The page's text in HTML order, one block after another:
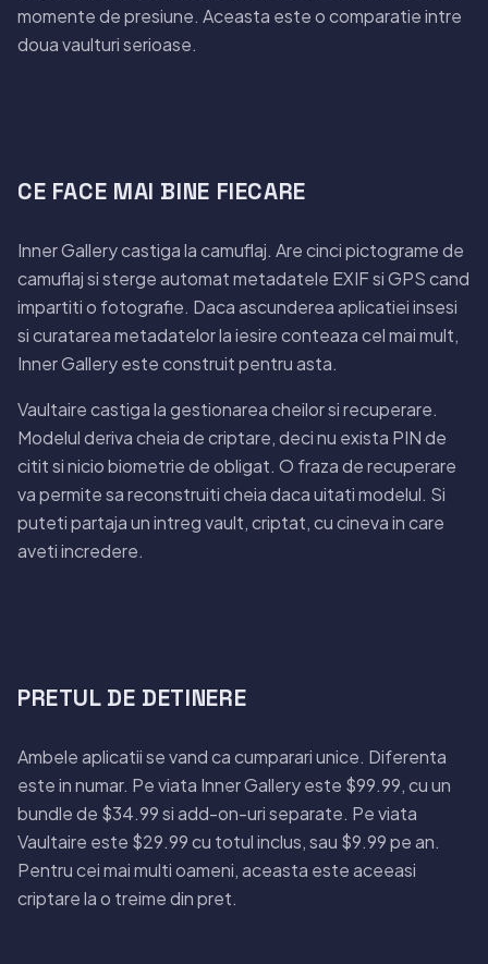
momente de presiune. Aceasta este o comparatie intre
doua vaulturi serioase.
CE FACE MAI BINE FIECARE
Inner Gallery castiga la camuflaj. Are cinci pictograme de
camuflaj si sterge automat metadatele EXIF si GPS cand
impartiti o fotografie. Daca ascunderea aplicatiei insesi
si curatarea metadatelor la iesire conteaza cel mai mult,
Inner Gallery este construit pentru asta.
Vaultaire castiga la gestionarea cheilor si recuperare.
Modelul deriva cheia de criptare, deci nu exista PIN de
citit si nicio biometrie de obligat. O fraza de recuperare
va permite sa reconstruiti cheia daca uitati modelul. Si
puteti partaja un intreg vault, criptat, cu cineva in care
aveti incredere.
PRETUL DE DETINERE
Ambele aplicatii se vand ca cumparari unice. Diferenta
este in numar. Pe viata Inner Gallery este $99.99, cu un
bundle de $34.99 si add-on-uri separate. Pe viata
Vaultaire este $29.99 cu totul inclus, sau $9.99 pe an.
Pentru cei mai multi oameni, aceasta este aceeasi
criptare la o treime din pret.